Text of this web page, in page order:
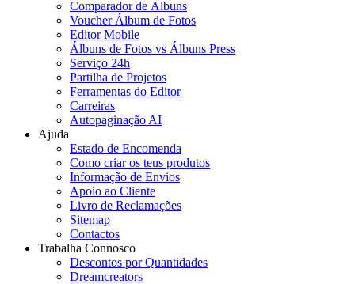
Comparador de Álbuns
Voucher Álbum de Fotos
Editor Mobile
Álbuns de Fotos vs Álbuns Press
Serviço 24h
Partilha de Projetos
Ferramentas do Editor
Carreiras
Autopaginação AI
Ajuda
Estado de Encomenda
Como criar os teus produtos
Informação de Envios
Apoio ao Cliente
Livro de Reclamações
Sitemap
Contactos
Trabalha Connosco
Descontos por Quantidades
Dreamcreators